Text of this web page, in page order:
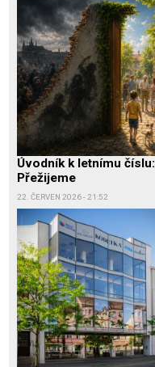
Úvodník k letnímu číslu:
Přežijeme
22. ČERVEN 2026 - 21:52